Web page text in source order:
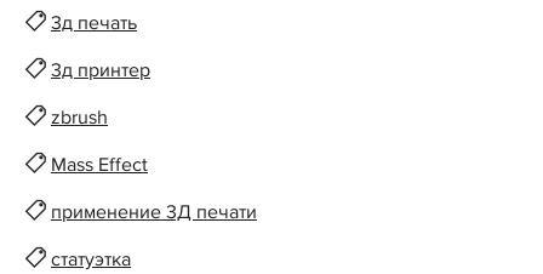
3д печать
3д принтер
zbrush
Mass Effect
применение 3Д печати
статуэтка